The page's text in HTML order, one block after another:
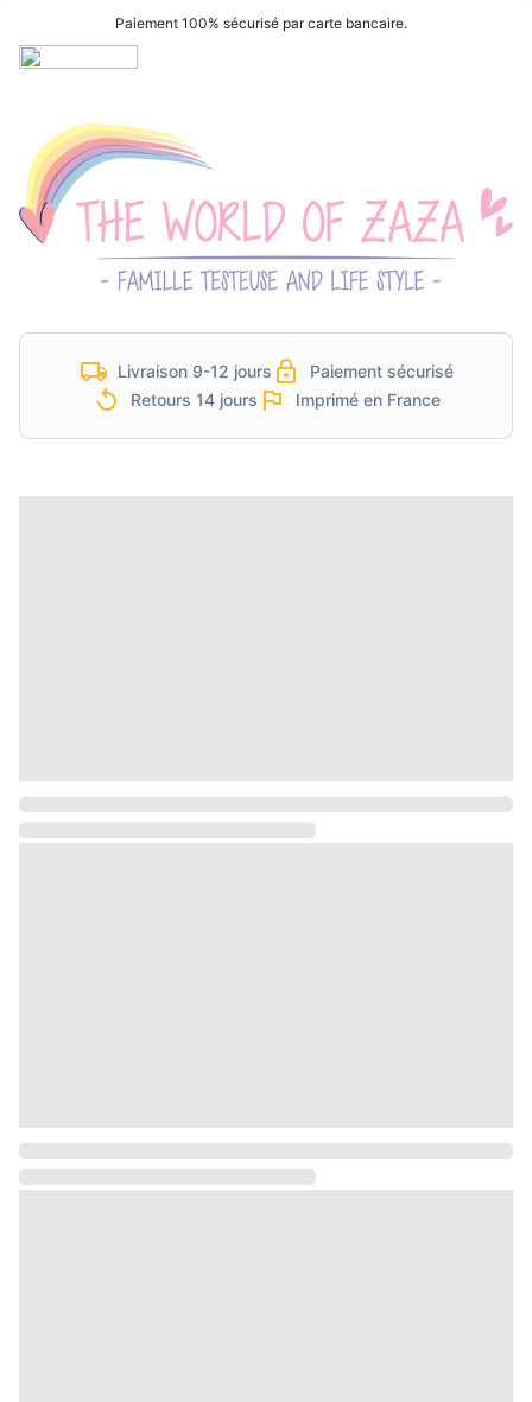
Paiement 100% sécurisé par carte bancaire.
Livraison 9-12 jours
Paiement sécurisé
Retours 14 jours
Imprimé en France